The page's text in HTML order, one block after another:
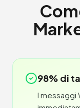
98% di
I messaggi